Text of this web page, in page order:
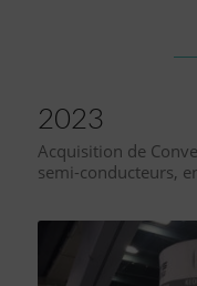
2023
Acquisition de
semi-conducteurs,